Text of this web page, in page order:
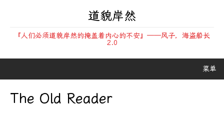
道貌岸然
『人们必须道貌岸然的掩盖着内心的不安』——风子，海盗船长
2.0
菜单
The Old Reader